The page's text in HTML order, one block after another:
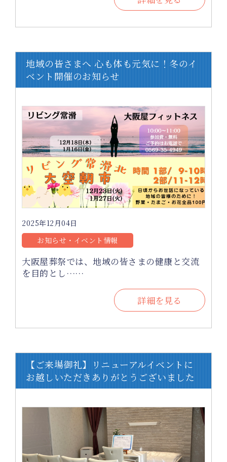
地域の皆さまへ 心も体も元気に！冬のイ
ベント開催のお知らせ
2025年12月04日
お知らせ・イベント情報
大阪屋葬祭では、地域の皆さまの健康と交流
を目的とし……
詳細を見る
【ご来場御礼】リニューアルイベントに
お越しいただきありがとうございました